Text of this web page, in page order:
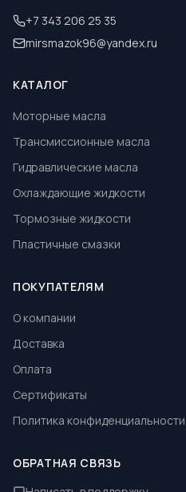
+7 343 206 25 35
mirsmazok96@yandex.ru
КАТАЛОГ
Моторные масла
Трансмиссионные масла
Гидравлические масла
Охлаждающие жидкости
Тормозные жидкости
Пластичные смазки
ПОКУПАТЕЛЯМ
О компании
Доставка
Оплата
Сертификаты
Политика конфиденциальности
ОБРАТНАЯ СВЯЗЬ